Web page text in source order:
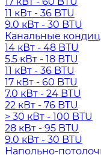
11 кВт - 36 BTU
9.0 кВт - 30 BTU
Канальные
14 кВт - 48 BTU
5.5 кВт - 18 BTU
11 кВт - 36 BTU
17 кВт - 60 BTU
7.0 кВт - 24 BTU
22 кВт - 76 BTU
> 30 кВт - 100 BTU
28 кВт - 95 BTU
9.0 кВт - 30 BTU
Напольно-